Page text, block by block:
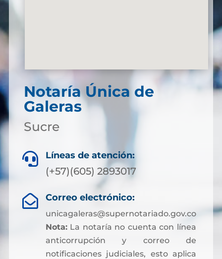
Notaría Única de
Galeras
Sucre
 Líneas de atención:
(+57)(605) 2893017
 Correo electrónico:
unicagaleras@supernotariado.gov.co
Nota:La notaría no cuenta con línea
anticorrupción y correo de
notificaciones judiciales, esto aplica